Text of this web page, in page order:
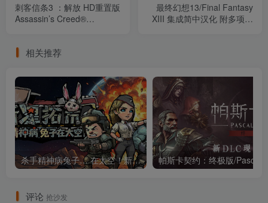
刺客信条3 ：解放 HD重置版
Assassin’s Creed®
最终幻想13/Final Fantasy
XIII 集成简中汉化 附多项修
相关推荐
杀手精神病兔子… 在太空！新星拓荒～/Astral Lords Build.23586636（官中）
评论 抢沙发